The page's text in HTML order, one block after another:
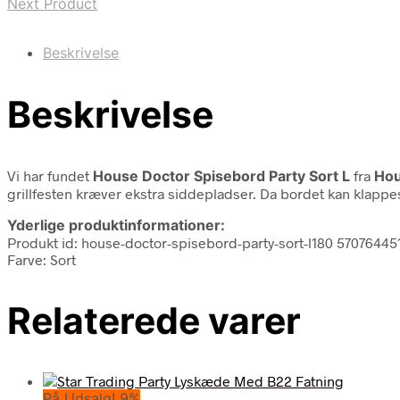
Beskrivelse
Beskrivelse
Vi har fundet House Doctor Spisebord Party Sort L fra
grillfesten kræver ekstra siddepladser. Da bordet kan
Yderlige produktinformationer:
Produkt id: house-doctor-spisebord-party-sort-l180
Farve: Sort
Relaterede varer